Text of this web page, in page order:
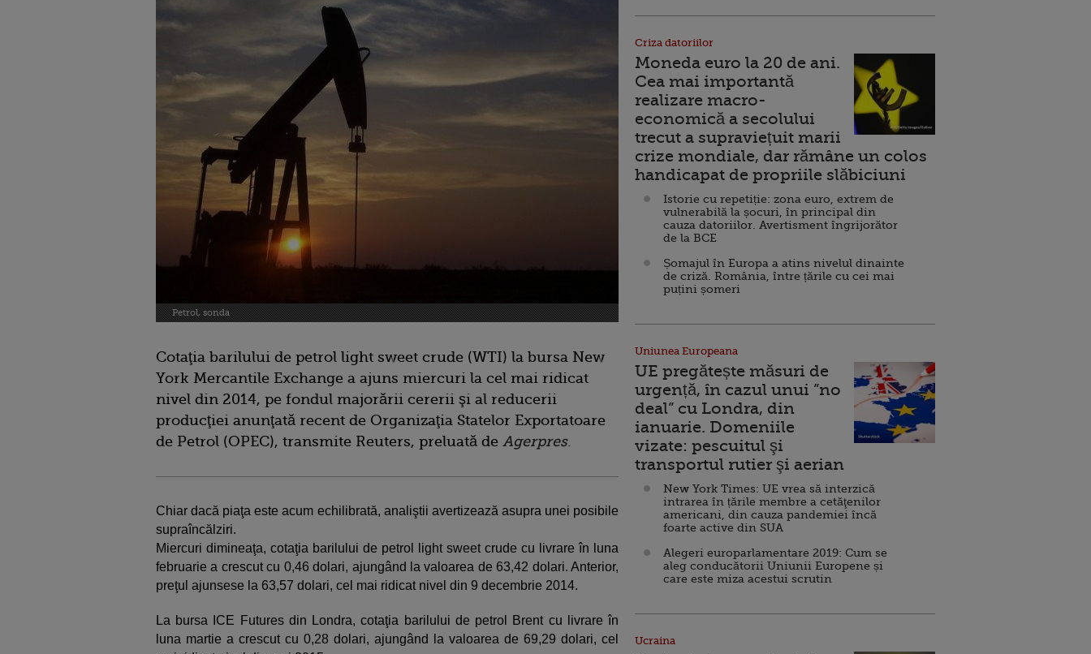
Petrol, sonda
Cotaţia barilului de petrol light sweet crude (WTI) la bursa New
York Mercantile Exchange a ajuns miercuri la cel mai ridicat
nivel din 2014, pe fondul majorării cererii şi al reducerii
producţiei anunţată recent de Organizaţia Statelor Exportatoare
de Petrol (OPEC), transmite Reuters, preluată de Agerpres.
Chiar dacă piaţa este acum echilibrată, analiştii avertizează asupra unei posibile
supraîncălziri.
Miercuri dimineaţa, cotaţia barilului de petrol light sweet crude cu livrare în luna
februarie a crescut cu 0,46 dolari, ajungând la valoarea de 63,42 dolari. Anterior,
preţul ajunsese la 63,57 dolari, cel mai ridicat nivel din 9 decembrie 2014.
La bursa ICE Futures din Londra, cotaţia barilului de petrol Brent cu livrare în
luna martie a crescut cu 0,28 dolari, ajungând la valoarea de 69,29 dolari, cel
Criza datoriilor
Moneda euro la 20 de ani.
Cea mai importantă
realizare macro-
economică a secolului
trecut a supraviețuit marii
crize mondiale, dar rămâne un colos
handicapat de propriile slăbiciuni
Istorie cu repetiție: zona euro, extrem de
vulnerabilă la șocuri, în principal din
cauza datoriilor. Avertisment îngrijorător
de la BCE
Șomajul în Europa a atins nivelul dinainte
de criză. România, între țările cu cei mai
puțini șomeri
Uniunea Europeana
UE pregătește măsuri de
urgență, în cazul unui ”no
deal” cu Londra, din
ianuarie. Domeniile
vizate: pescuitul şi
transportul rutier şi aerian
New York Times: UE vrea să interzică
intrarea în țările membre a cetăţenilor
americani, din cauza pandemiei încă
foarte active din SUA
Alegeri europarlamentare 2019: Cum se
aleg conducătorii Uniunii Europene și
care este miza acestui scrutin
Ucraina